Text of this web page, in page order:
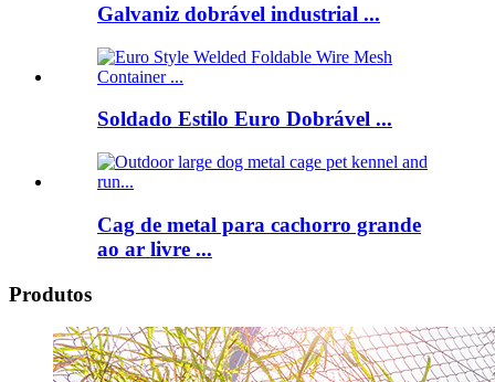
Galvaniz dobrável industrial ...
Soldado Estilo Euro Dobrável ...
Cag de metal para cachorro grande
ao ar livre ...
Produtos